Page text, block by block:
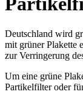
Deutschland wird
mit grüner Plakette
zur Verringerung
Um eine grüne
Partikelfilter oder